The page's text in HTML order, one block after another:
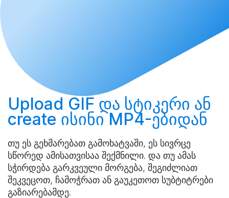
Upload GIF და სტიკერი ან
create ისინი MP4-ებიდან
თუ ეს გეხმარებათ გამოხატვაში, ეს სივრცე
სწორედ ამისათვისაა შექმნილი. და თუ ამას
სჭირდება გარკვეული მორგება, შეგიძლიათ
შეკვეცოთ, ჩამოჭრათ ან გაუკეთოთ სუბტიტრები
გაზიარებამდე.